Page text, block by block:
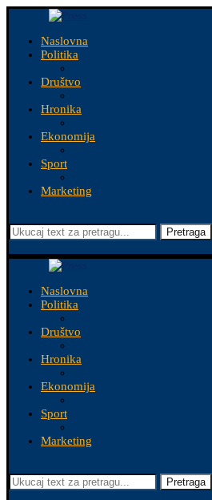
Naslovna
Politika
Društvo
Hronika
Ekonomija
Sport
Marketing
Pretraga
Naslovna
Politika
Društvo
Hronika
Ekonomija
Sport
Marketing
Pretraga